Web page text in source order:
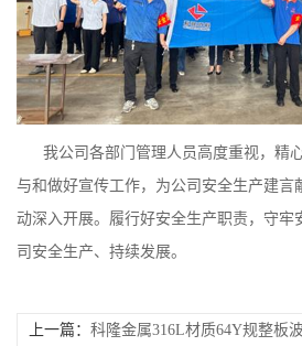
言
我公司各部门管理人员高度重视，精
与和做好宣传工作，为公司安全生产建言
动深入开展。履行好安全生产职责，守牢
司安全生产、持续发展。
上一篇： 科隆金属316L材质64Y规整板